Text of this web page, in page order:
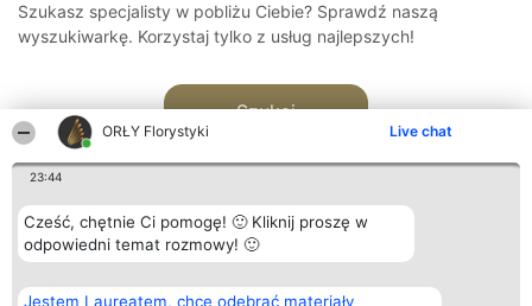
ORŁY Florystyki Live chat
23:44
Cześć, chętnie Ci pomogę! 🙂 Kliknij proszę w
odpowiedni temat rozmowy! 🙂
Jestem Laureatem, chcę odebrać materiały
Szukasz specjalisty w pobliżu Ciebie? Sprawdź naszą
wyszukiwarkę. Korzystaj tylko z usług najlepszych!
Szukaj
Organizator plebiscytu
Bright Side Solutions sp. z o.
Plebiscyt
Laureaci
Kontakt
Kontakt